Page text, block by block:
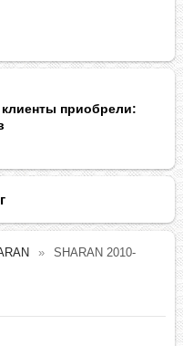
приобрели:
SHARAN 2010-